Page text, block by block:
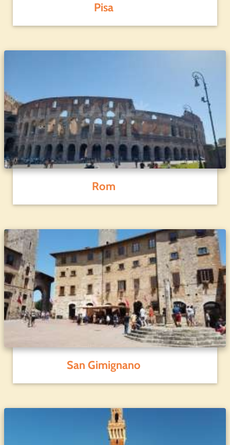
Pisa
Rom
San Gimignano